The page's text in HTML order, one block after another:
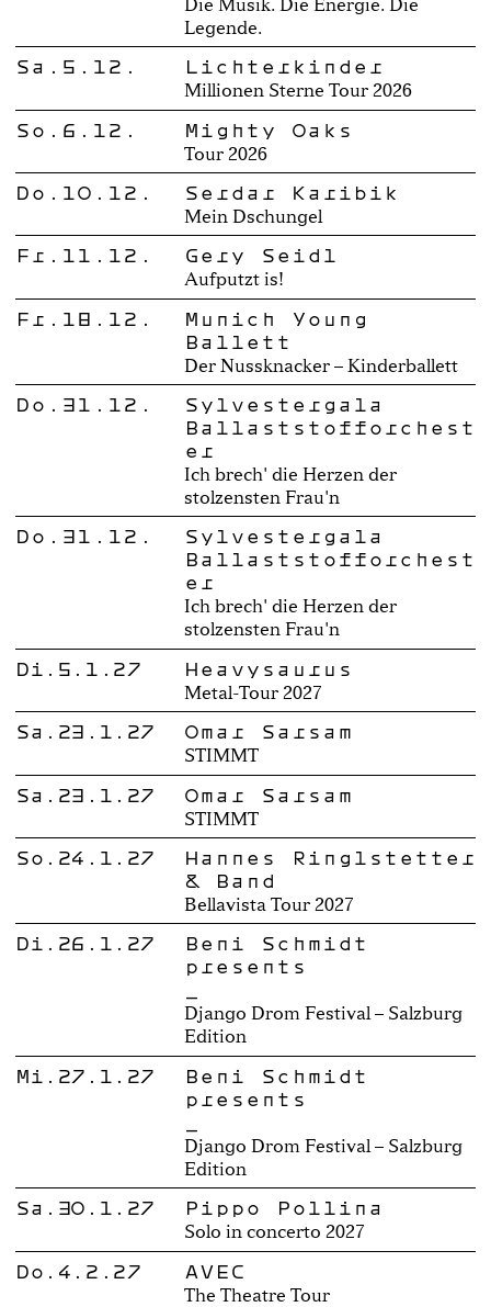
Legende.
Sa.5.12. Lichterkinder
Millionen Sterne Tour 2026
So.6.12. Mighty Oaks
Tour 2026
Do.10.12. Serdar Karibik
Mein Dschungel
Fr.11.12. Gery Seidl
Aufputzt is!
Fr.18.12.
Munich Young
Ballett
Der Nussknacker – Kinderballett
Do.31.12.
Sylvestergala
Ballaststofforchest
er
Ich brech' die Herzen der
stolzensten Frau'n
Do.31.12.
Sylvestergala
Ballaststofforchest
er
Ich brech' die Herzen der
stolzensten Frau'n
Di.5.1.27 Heavysaurus
Metal-Tour 2027
Sa.23.1.27 Omar Sarsam
STIMMT
Sa.23.1.27 Omar Sarsam
STIMMT
So.24.1.27
Hannes Ringlstetter
& Band
Bellavista Tour 2027
Di.26.1.27
Beni Schmidt
presents
Django Drom Festival – Salzburg
Edition
Mi.27.1.27
Beni Schmidt
presents
Django Drom Festival – Salzburg
Edition
Sa.30.1.27 Pippo Pollina
Solo in concerto 2027
Do.4.2.27 AVEC
The Theatre Tour